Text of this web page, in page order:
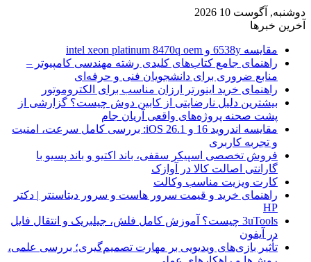
دوشنبه, آگوست 10 2026
آخرین خبرها
مقایسه 6538y و intel xeon platinum 8470q oem
راهنمای جامع کتاب‌های کلیدی رشته مهندسی کامپیوتر –
منابع ضروری برای دانشجویان فنی و حرفه‌ای
راهنمای خرید اینورتر ارزان مناسب برای الکتروموتور
بیشترین دلیل نارضایتی از کابین دوش چیست؟ گزارشی از
پشت صحنه پروژه‌های واقعی آریان جام
مقایسه اندروید 16 و iOS 26.1: بررسی کامل سرعت، امنیت
و تجربه کاربری
فروش تخصصی اسپیکر سقفی، باند اکتیو و باند پسیو با
گارانتی اصالت کالا در آوازک
کارت ویزیت مناسب وکالت
راهنمای خرید و قیمت سرور هاست و سرور دیتاسنتر | دکتر
HP
3uTools چیست؟ آموزش کامل فلش، جیلبریک و انتقال فایل
در آیفون
تأثیر بازی‌های ویدیویی بر مهارت تصمیم‌گیری؛ بررسی علمی،